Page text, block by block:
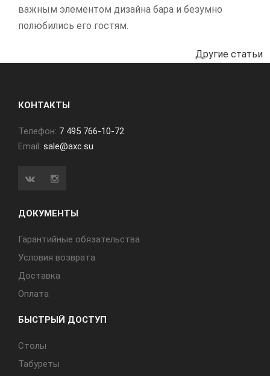
важным элементом дизайна бара и безумно
полюбились его гостям.
Другие статьи
КОНТАКТЫ
Телефон: 7 495 766-10-72
Email: sale@axc.su
ДОКУМЕНТЫ
Гарантийные обязательства
Условия возврата
Доставка
Оплата
БЫСТРЫЙ ДОСТУП
Cтолы
Табуреты